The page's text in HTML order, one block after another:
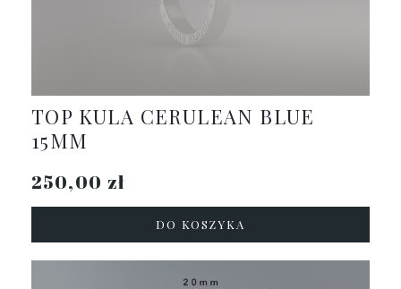
TOP KULA CERULEAN BLUE
15MM
250,00 zł
DO KOSZYKA